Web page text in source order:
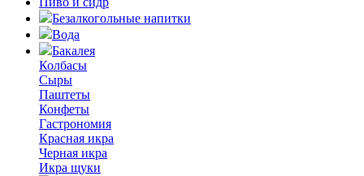
Безалкогольные напитки
Вода
Бакалея
Колбасы
Сыры
Паштеты
Конфеты
Гастрономия
Красная икра
Черная икра
Икра щуки